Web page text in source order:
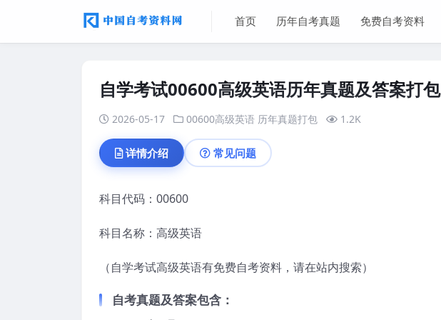
首页 历年自考真题 免费自考资料
自学考试00600高级英语历年真题及答案打包
2026-05-17 00600高级英语 历年真题打包 1.2K
详情介绍 常见问题
科目代码：00600
科目名称：高级英语
（自学考试高级英语有免费自考资料，请在站内搜索）
自考真题及答案包含：